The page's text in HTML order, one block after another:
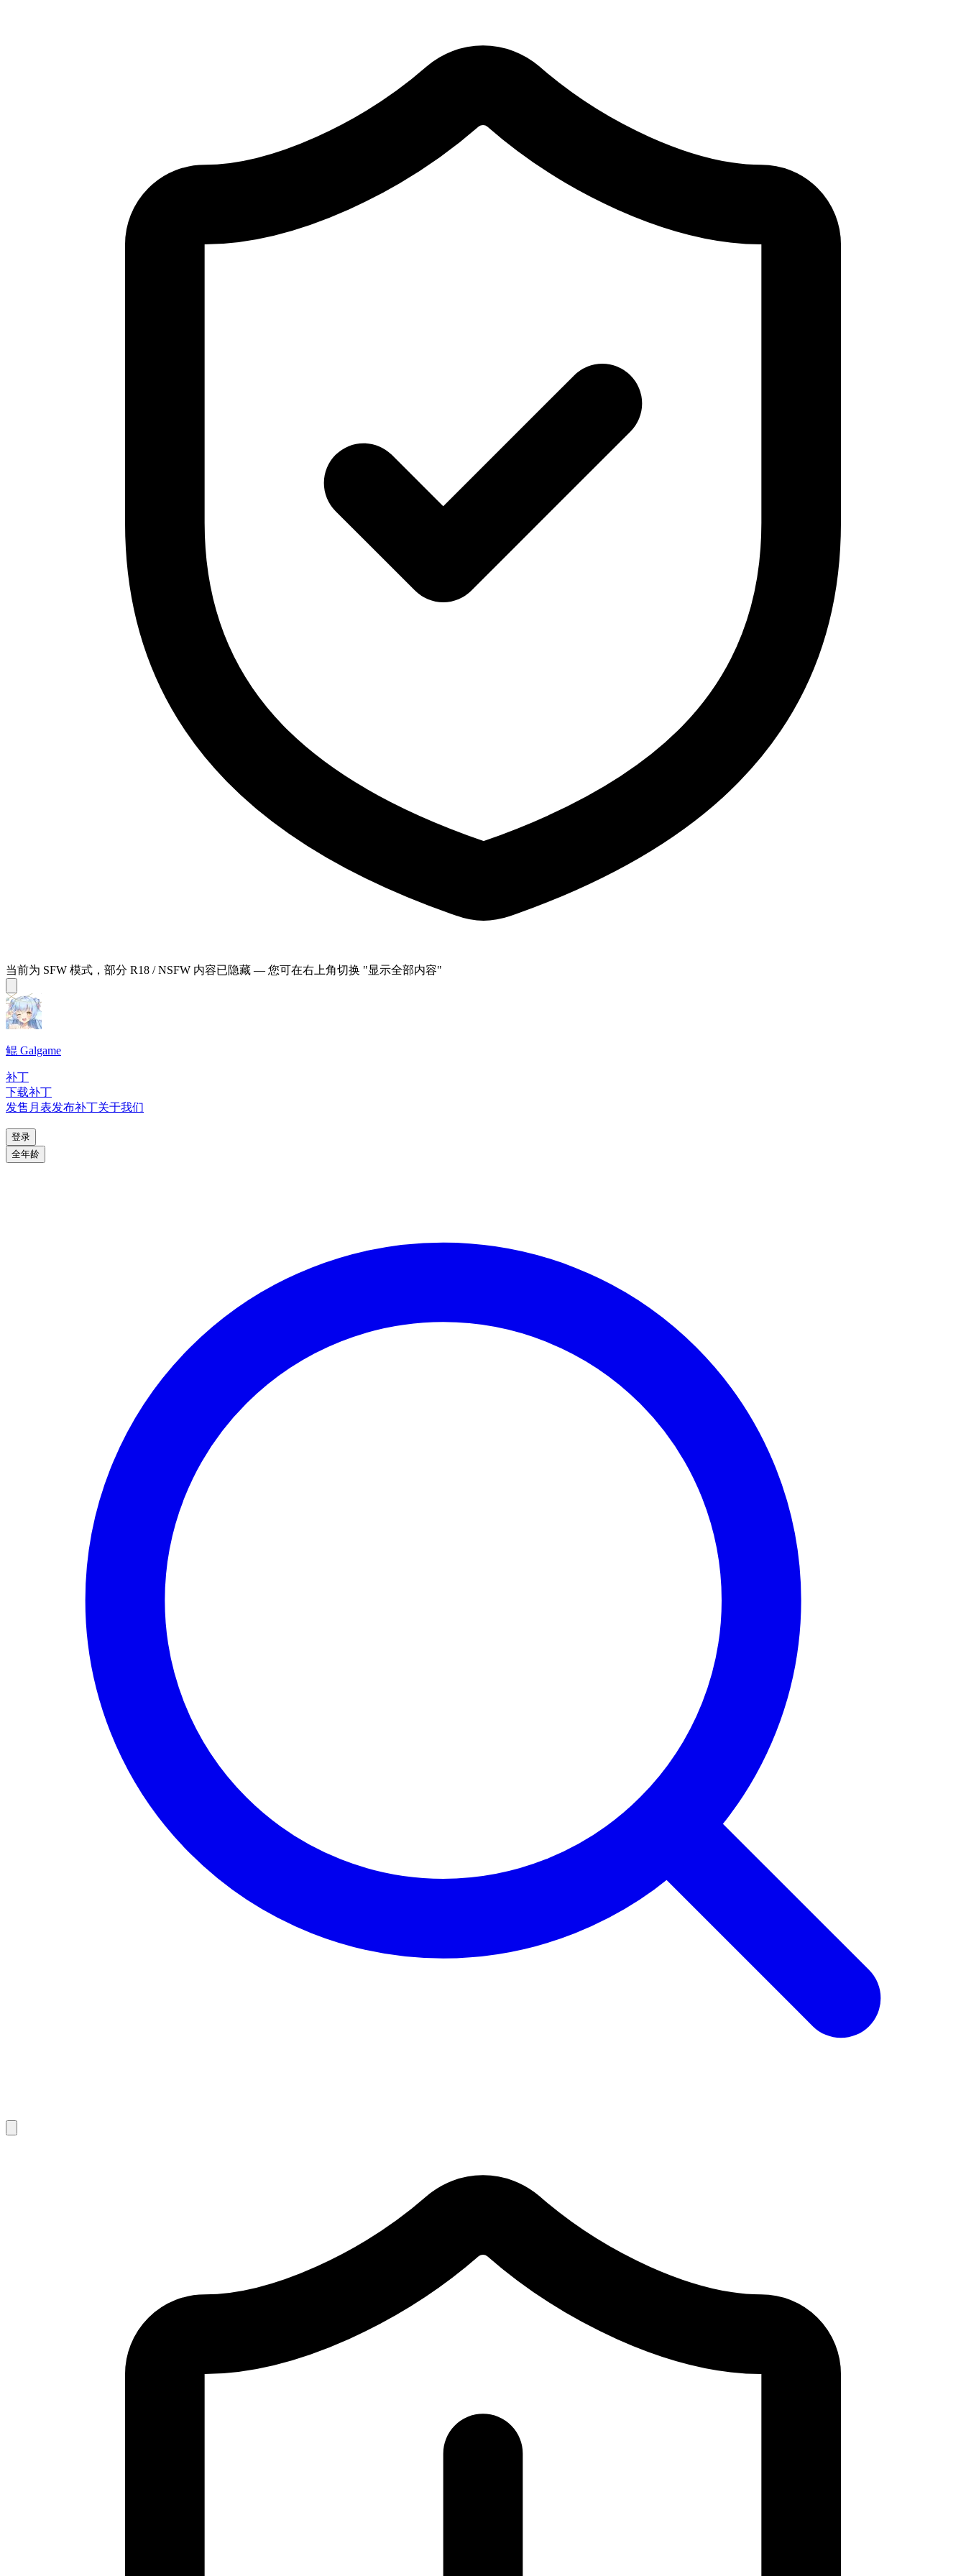
当前为 SFW 模式，部分 R18 / NSFW 内容已隐藏 — 您可在右上角切换 "显示全部内容"
鲲 Galgame
补丁
下载补丁
发售月表发布补丁关于我们
登录
全年龄